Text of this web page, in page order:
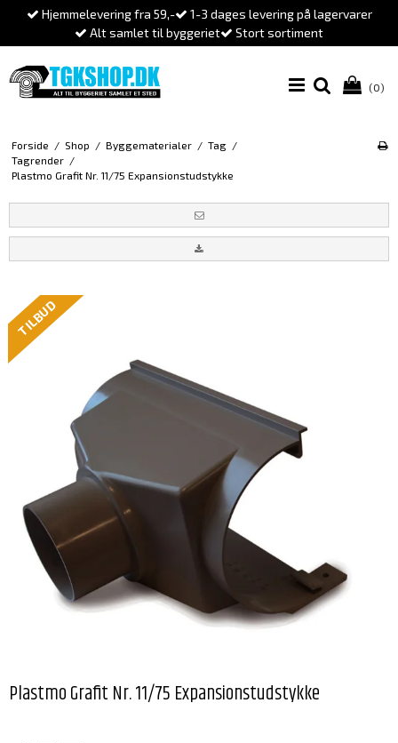
Hjemmelevering fra 59,-
1-3 dages levering på lagervarer
Alt samlet til byggeriet
Stort sortiment
(0)
Forside / Shop / Byggematerialer / Tag /
Tagrender /
Plastmo Grafit Nr. 11/75 Expansionstudstykke
TILBUD
Plastmo Grafit Nr. 11/75 Expansionstudstykke